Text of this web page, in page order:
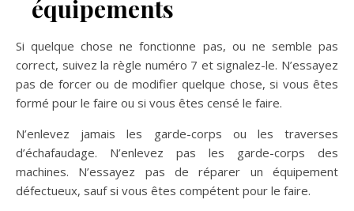
équipements
Si quelque chose ne fonctionne pas, ou ne semble pas
correct, suivez la règle numéro 7 et signalez-le. N’essayez
pas de forcer ou de modifier quelque chose, si vous êtes
formé pour le faire ou si vous êtes censé le faire.
N’enlevez jamais les garde-corps ou les traverses
d’échafaudage. N’enlevez pas les garde-corps des
machines. N’essayez pas de réparer un équipement
défectueux, sauf si vous êtes compétent pour le faire.